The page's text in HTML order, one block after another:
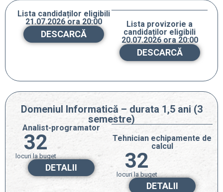
Lista candidaților eligibili
21.07.2026 ora 20:00
DESCARCĂ
Lista provizorie a
candidaților eligibili
20.07.2026 ora 20:00
DESCARCĂ
Domeniul Informatică – durata 1,5 ani (3
semestre)
Analist-programator
32
locuri la buget
DETALII
Tehnician echipamente de
calcul
32
locuri la buget
DETALII